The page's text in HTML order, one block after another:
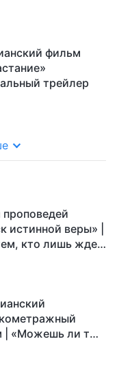
фильм
трейлер
истинной веры» |
кто лишь ждет,
| «Можешь ли ты